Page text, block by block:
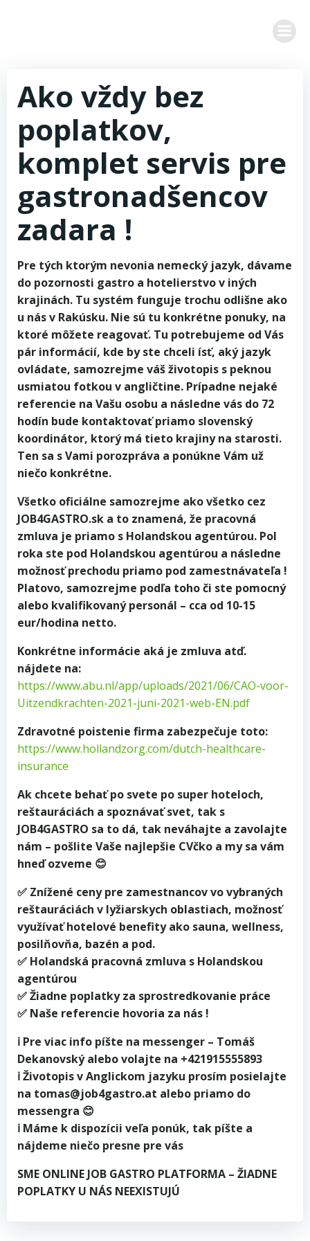
Ako vždy bez
poplatkov,
komplet servis pre
gastronadšencov
zadara !
Pre tých ktorým nevonia nemecký jazyk, dávame
do pozornosti gastro a hotelierstvo v iných
krajinách. Tu systém funguje trochu odlišne ako
u nás v Rakúsku. Nie sú tu konkrétne ponuky, na
ktoré môžete reagovať. Tu potrebujeme od Vás
pár informácií, kde by ste chceli ísť, aký jazyk
ovládate, samozrejme váš životopis s peknou
usmiatou fotkou v angličtine. Prípadne nejaké
referencie na Vašu osobu a následne vás do 72
hodín bude kontaktovať priamo slovenský
koordinátor, ktorý má tieto krajiny na starosti.
Ten sa s Vami porozpráva a ponúkne Vám už
niečo konkrétne.
Všetko oficiálne samozrejme ako všetko cez
JOB4GASTRO.sk a to znamená, že pracovná
zmluva je priamo s Holandskou agentúrou. Pol
roka ste pod Holandskou agentúrou a následne
možnosť prechodu priamo pod zamestnávateľa !
Platovo, samozrejme podľa toho či ste pomocný
alebo kvalifikovaný personál – cca od 10-15
eur/hodina netto.
Konkrétne informácie aká je zmluva atď.
nájdete na:
https://www.abu.nl/app/uploads/2021/06/CAO-voor-
Uitzendkrachten-2021-juni-2021-web-EN.pdf
Zdravotné poistenie firma zabezpečuje toto:
https://www.hollandzorg.com/dutch-healthcare-
insurance
Ak chcete behať po svete po super hoteloch,
reštauráciách a spoznávať svet, tak s
JOB4GASTRO sa to dá, tak neváhajte a zavolajte
nám – pošlite Vaše najlepšie CVčko a my sa vám
hneď ozveme 😊
✅ Znížené ceny pre zamestnancov vo vybraných
reštauráciách v lyžiarskych oblastiach, možnosť
využívať hotelové benefity ako sauna, wellness,
posilňovňa, bazén a pod.
✅ Holandská pracovná zmluva s Holandskou
agentúrou
✅ Žiadne poplatky za sprostredkovanie práce
✅ Naše referencie hovoria za nás !
ℹ️ Pre viac info píšte na messenger – Tomáš
Dekanovský alebo volajte na +421915555893
ℹ️ Životopis v Anglickom jazyku prosím posielajte
na tomas@job4gastro.at alebo priamo do
messengra 😊
ℹ️ Máme k dispozícii veľa ponúk, tak píšte a
nájdeme niečo presne pre vás
SME ONLINE JOB GASTRO PLATFORMA – ŽIADNE
POPLATKY U NÁS NEEXISTUJÚ